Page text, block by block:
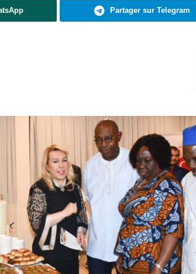
Partager sur Telegram